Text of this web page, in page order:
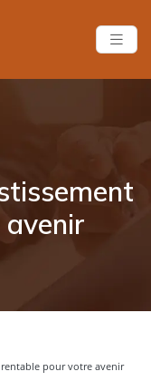
pour votre avenir